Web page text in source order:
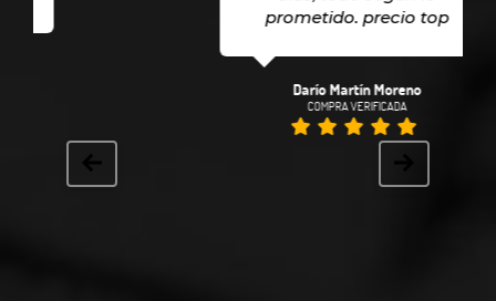
prometido. precio top
Darío Martín Moreno